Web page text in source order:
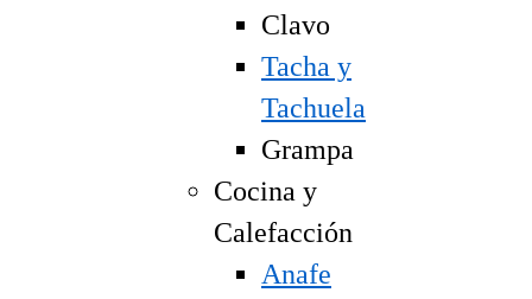
Clavo
Tacha y
Tachuela
Grampa
Cocina y
Calefacción
Anafe